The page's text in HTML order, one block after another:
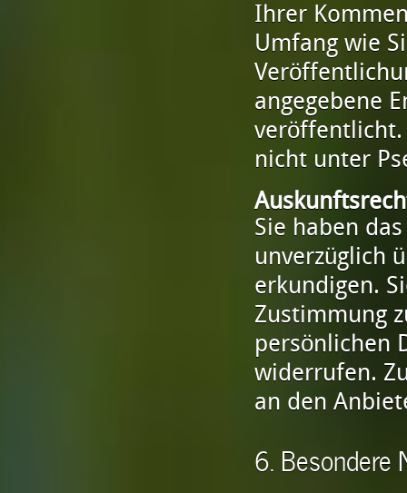
Ihrer
Umfang wie
angegebene
nicht unter
Sie haben
unverzüglich
erkundigen.
Zustimmung
persönlichen
widerrufen.
an den
6. Besondere